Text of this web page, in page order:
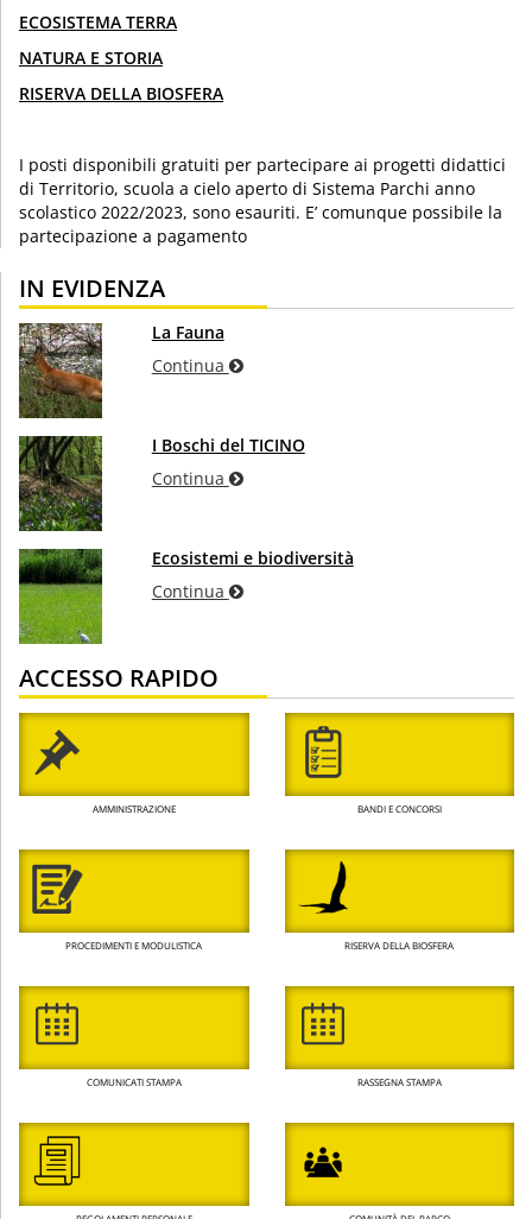
ECOSISTEMA TERRA
NATURA E STORIA
RISERVA DELLA BIOSFERA
I posti disponibili gratuiti per partecipare ai progetti didattici
di Territorio, scuola a cielo aperto di Sistema Parchi anno
scolastico 2022/2023, sono esauriti. E’ comunque possibile la
partecipazione a pagamento
IN EVIDENZA
La Fauna
Continua
I Boschi del TICINO
Continua
Ecosistemi e biodiversità
Continua
ACCESSO RAPIDO
AMMINISTRAZIONE BANDI E CONCORSI
PROCEDIMENTI E MODULISTICA RISERVA DELLA BIOSFERA
COMUNICATI STAMPA RASSEGNA STAMPA